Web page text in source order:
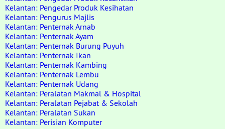
Kelantan: Pengedar Produk Kesihatan
Kelantan: Pengurus Majlis
Kelantan: Penternak Arnab
Kelantan: Penternak Ayam
Kelantan: Penternak Burung Puyuh
Kelantan: Penternak Ikan
Kelantan: Penternak Kambing
Kelantan: Penternak Lembu
Kelantan: Penternak Udang
Kelantan: Peralatan Makmal & Hospital
Kelantan: Peralatan Pejabat & Sekolah
Kelantan: Peralatan Sukan
Kelantan: Perisian Komputer